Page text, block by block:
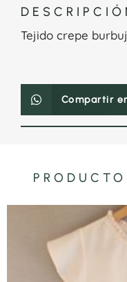
Tejido crepe
Compartir